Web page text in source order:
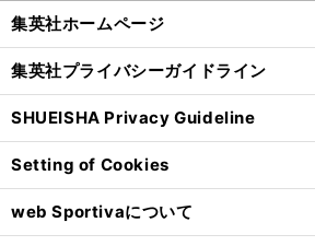
集英社ホームページ
集英社プライバシーガイドライン
SHUEISHA Privacy Guideline
Setting of Cookies
web Sportivaについて